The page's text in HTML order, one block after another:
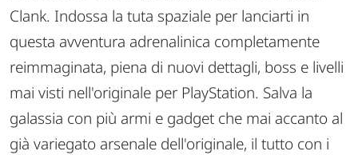
Clank. Indossa la tuta spaziale per lanciarti in
questa avventura adrenalinica completamente
reimmaginata, piena di nuovi dettagli, boss e livelli
mai visti nell'originale per PlayStation. Salva la
galassia con più armi e gadget che mai accanto al
già variegato arsenale dell'originale, il tutto con i